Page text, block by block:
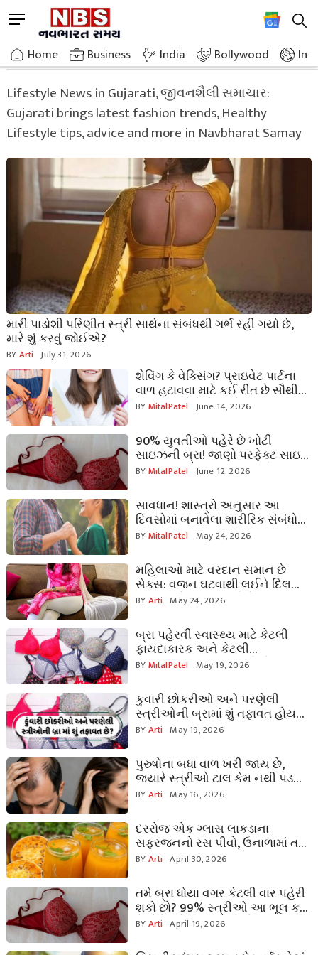
to
content
M
n
u
u
t
t
n
Home Business India Bollywood
Home»Lifestyle
Lifestyle News in Gujarati, જીવનશૈલી સમાચાર:
Gujarati brings latest fashion trends, Healthy
Lifestyle tips, advice and more in Navbharat Samay
મારી પાડોશી પરિણીત સ્ત્રી સાથેના સંબંધથી ગર્ભ રહી ગયો છે,
મારે શું કરવું જોઈએ?
BYArti July 31, 2026
શેવિંગ કે વેક્સિંગ? પ્રાઇવેટ પાર્ટના
વાળ હટાવવા માટે કઈ રીત છે સૌથી
સુરક્ષિત; ડર્મેટોલોજિસ્ટે જણાવ્યું
BYMitalPatel June 14, 2026
90% યુવતીઓ પહેરે છે ખોટી
સાઇઝની બ્રા! જાણો પરફેક્ટ સાઇઝ
જાણવાની આ 2 મિનિટની ફોર્મ્યુલા
BYMitalPatel June 12, 2026
સાવધાન! શાસ્ત્રો અનુસાર આ
દિવસોમાં બનાવેલા શારીરિક સંબંધો
લાવે છે ઘરમાં દરિદ્રતા, ન કરો આ
BYMitalPatel May 24, 2026
મહિલાઓ માટે વરદાન સમાન છે
સેક્સ: વજન ઘટવાથી લઈને દિલની
બીમારીઓ સુધી, જાણો તેના આ
BYArti May 24, 2026
બ્રા પહેરવી સ્વાસ્થ્ય માટે કેટલી
ફાયદાકારક અને કેટલી
નુકસાનકારક? મહિલાઓએ જાણવી
BYMitalPatel May 19, 2026
કુવારી છોકરીઓ અને પરણેલી
સ્ત્રીઓની બ્રામાં શું તફાવત હોય
છે? જાણો જરૂરિયાત મુજબ યોગ્ય
BYArti May 19, 2026
પુરુષોના બધા વાળ ખરી જાય છે,
જ્યારે સ્ત્રીઓ ટાલ કેમ નથી પડતી?
આ રહ્યું સાચું કારણ.
BYArti May 16, 2026
દરરોજ એક ગ્લાસ લાકડાના
સફરજનનો રસ પીવો, ઉનાળામાં તમે
વારંવાર બીમાર નહીં પડો, તમારું
BYArti April 30, 2026
તમે બ્રા ધોયા વગર કેટલી વાર પહેરી
શકો છો? 99% સ્ત્રીઓ આ ભૂલ કરે
છે. તેને પહેરવાની અને ધોવાની સાચી
BYArti April 19, 2026